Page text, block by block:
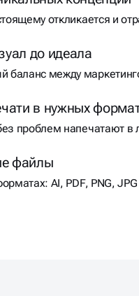
откликается и
до идеала
баланс между
в нужных
проблем напечатают в
файлы
AI, PDF, PNG,